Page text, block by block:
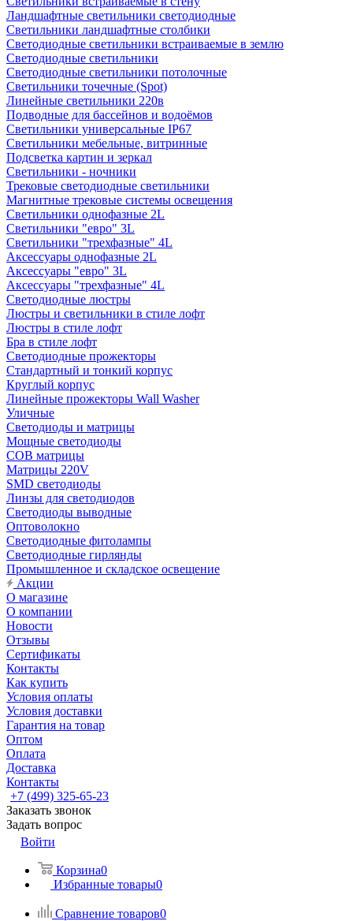
Ландшафтные светильники светодиодные
Светильники ландшафтные столбики
Светодиодные светильники встраиваемые в землю
Светодиодные светильники
Светодиодные светильники потолочные
Светильники точечные (Spot)
Линейные светильники 220в
Подводные для бассейнов и водоёмов
Светильники универсальные IP67
Светильники мебельные, витринные
Подсветка картин и зеркал
Светильники - ночники
Трековые светодиодные светильники
Магнитные трековые системы освещения
Светильники однофазные 2L
Светильники "евро" 3L
Светильники "трехфазные" 4L
Аксессуары однофазные 2L
Аксессуары "евро" 3L
Аксессуары "трехфазные" 4L
Светодиодные люстры
Люстры и светильники в стиле лофт
Люстры в стиле лофт
Бра в стиле лофт
Светодиодные прожекторы
Стандартный и тонкий корпус
Круглый корпус
Линейные прожекторы Wall Washer
Уличные
Светодиоды и матрицы
Мощные светодиоды
COB матрицы
Матрицы 220V
SMD светодиоды
Линзы для светодиодов
Светодиоды выводные
Оптоволокно
Светодиодные фитолампы
Светодиодные гирлянды
Промышленное и складское освещение
Акции
О магазине
О компании
Новости
Отзывы
Сертификаты
Контакты
Как купить
Условия оплаты
Условия доставки
Гарантия на товар
Оптом
Оплата
Доставка
Контакты
+7 (499) 325-65-23
Заказать звонок
Задать вопрос
Войти
Корзина0
Избранные товары0
Сравнение товаров0